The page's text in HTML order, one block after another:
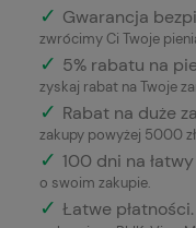
✓ Gwarancja
zwrócimy Ci Twoje
✓ 5% rabatu na
zyskaj rabat na Twoje
✓ Rabat na duże
zakupy powyżej 5000
✓ 100 dni na
o swoim zakupie.
✓ Łatwe płatności.